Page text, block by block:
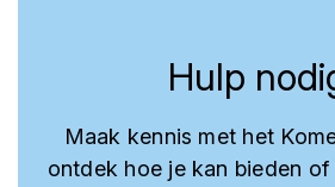
Hulp
Maak kennis met het
ontdek hoe je kan bieden